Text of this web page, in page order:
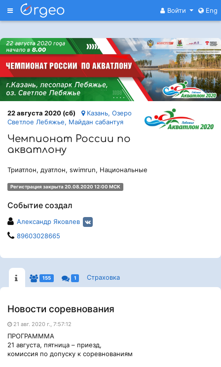
Меню Войти Eng
22 августа 2020 (сб)
Казань, Озеро
Светлое Лебяжье, Майдан сабантуя
Чемпионат России по
акватлону
Триатлон, дуатлон, swimrun, Национальные
Регистрация закрыта 20.08.2020 12:00 МСК
Событие создал
Александр Яковлев
89603028665
155 1 Страховка
Новости соревнования
21 авг. 2020 г., 7:57:12
ПРОГРАМММА
21 августа, пятница – приезд,
комиссия по допуску к соревнованиям